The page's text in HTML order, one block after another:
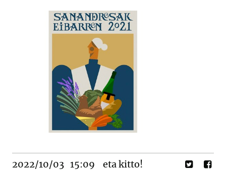
2022/10/03 15:09 eta kitto!